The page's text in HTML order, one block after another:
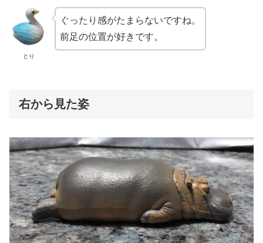
とり
ぐったり感がたまらないですね。
前足の位置が好きです。
右から見た姿